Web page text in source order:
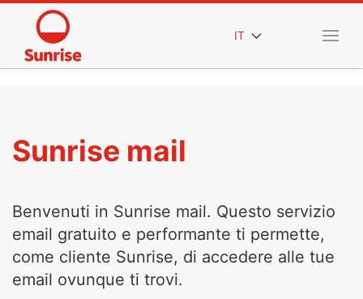
IT
Sunrise mail
Benvenuti in Sunrise mail. Questo servizio
email gratuito e performante ti permette,
come cliente Sunrise, di accedere alle tue
email ovunque ti trovi.